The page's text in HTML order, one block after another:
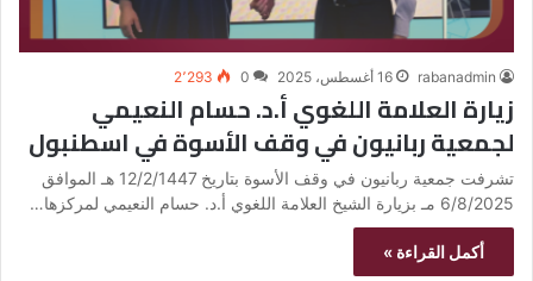
rabanadmin 16 أغسطس، 2025 0 2٬293
زيارة العلامة اللغوي أ.د. حسام النعيمي
لجمعية ربانيون في وقف الأسوة في اسطنبول
تشرفت جمعية ربانيون في وقف الأسوة بتاريخ 12/2/1447 هـ الموافق
6/8/2025 مـ بزيارة الشيخ العلامة اللغوي أ.د. حسام النعيمي لمركزها…
أكمل القراءة »